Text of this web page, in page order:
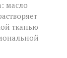
масло
тканью